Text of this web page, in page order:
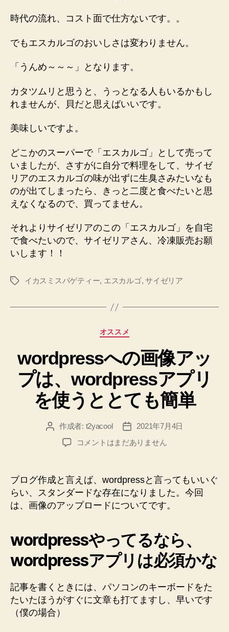
時代の流れ、コスト面で仕方ないです。。
でもエスカルゴのおいしさは変わりません。
「うんめ～～～」となります。
カタツムリと思うと、うっとなる人もいるかもし
れませんが、貝だと思えばいいです。
美味しいですよ。
どこかのスーパーで「エスカルゴ」として売って
いましたが、さすがに自分で料理をして、サイゼ
リアのエスカルゴの味が出ずに生臭さみたいなも
のが出てしまったら、きっと二度と食べたいと思
えなくなるので、買ってません。
それよりサイゼリアのこの「エスカルゴ」を自宅
で食べたいので、サイゼリアさん、冷凍販売お願
いします！！
タ
イカスミスパゲティー, エスカルゴ,サイゼリア
カ
リ
ー
オススメ
wordpressへの画像アッ
プは、wordpressアプリ
を使うととても簡単
投 作成者: t2yacool
投
稿
日
2021年7月4日
wordpress
画
像
ッ
wordpress
プ
を
使
コメントはまだありません
ブログ作成と言えば、wordpressと言ってもいいぐ
らい、スタンダードな存在になりました。今回
は、画像のアップロードについてです。
wordpressやってるなら、
wordpressアプリは必須かな
記事を書くときには、パソコンのキーボードをた
たいたほうがすぐに文章も打てますし、早いです
（僕の場合）